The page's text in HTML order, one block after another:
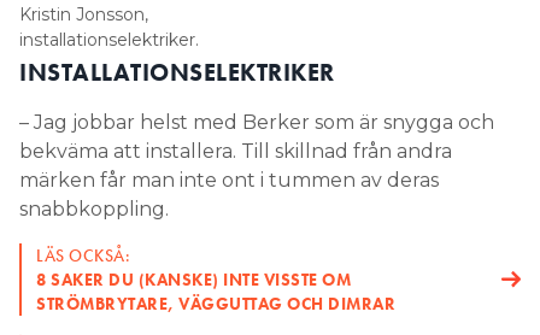
Kristin Jonsson,
installationselektriker.
INSTALLATIONSELEKTRIKER
– Jag jobbar helst med Berker som är snygga och
bekväma att installera. Till skillnad från andra
märken får man inte ont i tummen av deras
snabbkoppling.
LÄS OCKSÅ:
8 SAKER DU (KANSKE) INTE VISSTE OM
STRÖMBRYTARE, VÄGGUTTAG OCH DIMRAR